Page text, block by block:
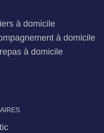
à domicile
à domicile
à domicile